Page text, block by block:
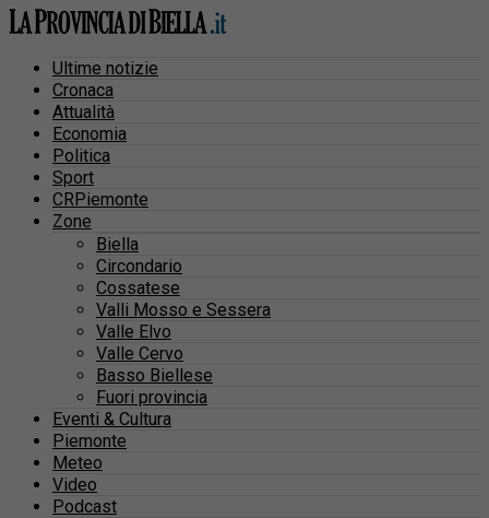
Ultime notizie
Cronaca
Attualità
Economia
Politica
Sport
CRPiemonte
Zone
Biella
Circondario
Cossatese
Valli Mosso e Sessera
Valle Elvo
Valle Cervo
Basso Biellese
Fuori provincia
Eventi & Cultura
Piemonte
Meteo
Video
Podcast